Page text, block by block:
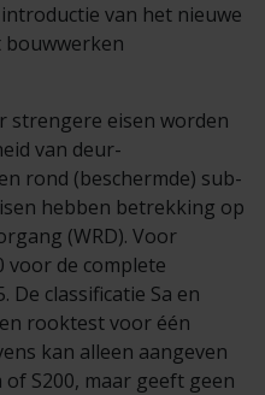
van het nieuwe
bouwwerken
strengere eisen worden
van deur-
rond (beschermde) sub-
hebben betrekking op
(WRD). Voor
voor de complete
De classificatie Sa en
rooktest voor één
kan alleen aangeven
S200, maar geeft geen